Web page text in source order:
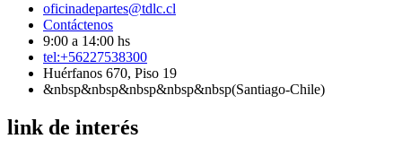
oficinadepartes@tdlc.cl
Contáctenos
9:00 a 14:00 hs
tel:+56227538300
Huérfanos 670, Piso 19
&nbsp&nbsp&nbsp&nbsp&nbsp(Santiago-Chile)
link de interés